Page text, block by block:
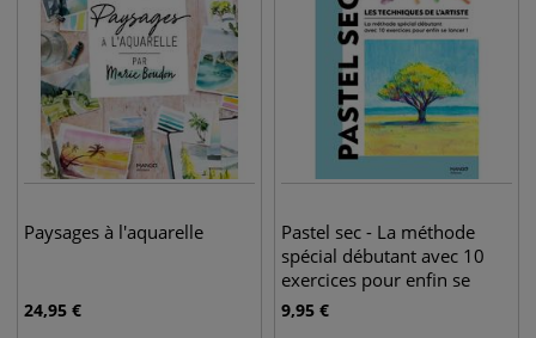
Paysages à l'aquarelle
24,95 €
Pastel sec - La méthode
spécial débutant avec 10
exercices pour enfin se
lancer !
9,95 €